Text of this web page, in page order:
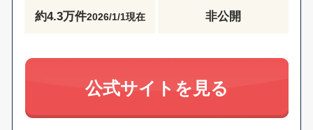
約4.3万件2026/1/1現在 非公開
公式サイトを見る